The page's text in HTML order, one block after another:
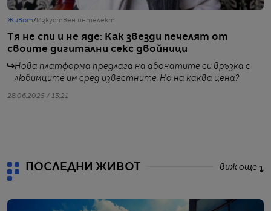
Живот/ Изкуствен интелект
Тя не спи и не яде: Как звезди печелят от
своите дигитални секс двойници
Нова платформа предлага на абонатите си връзка с
любимците им сред известните. Но на каква цена?
28.06.2025 / 13:21
ПОСЛЕДНИ ЖИВОТ виж още